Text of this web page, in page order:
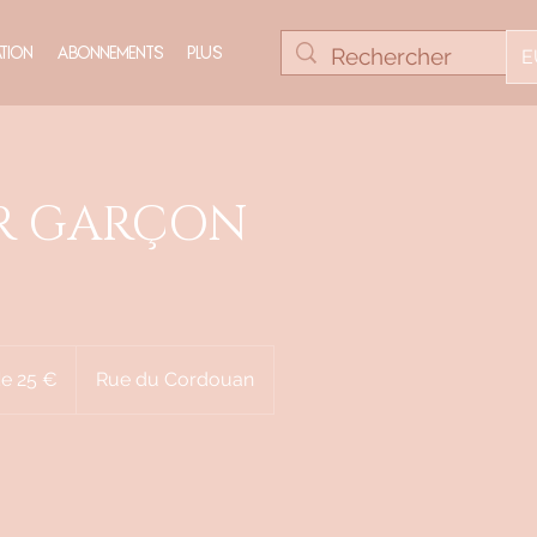
Abonnements Plus
GARÇON
25 € Rue du Cordouan